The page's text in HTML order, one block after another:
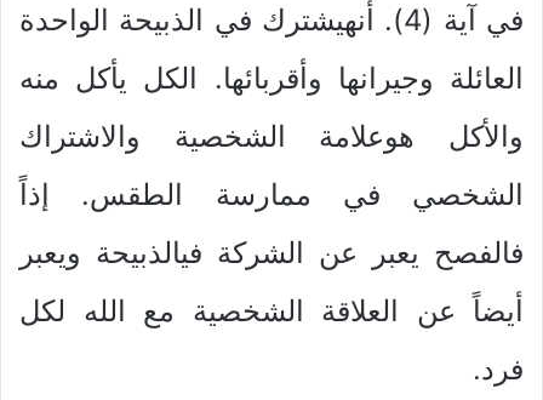
في آية (4). أنهيشترك في الذبيحة الواحدة
العائلة وجيرانها وأقربائها. الكل يأكل منه
والأكل هوعلامة الشخصية والاشتراك
الشخصي في ممارسة الطقس. إذاً
فالفصح يعبر عن الشركة فيالذبيحة ويعبر
أيضاً عن العلاقة الشخصية مع الله لكل
فرد.